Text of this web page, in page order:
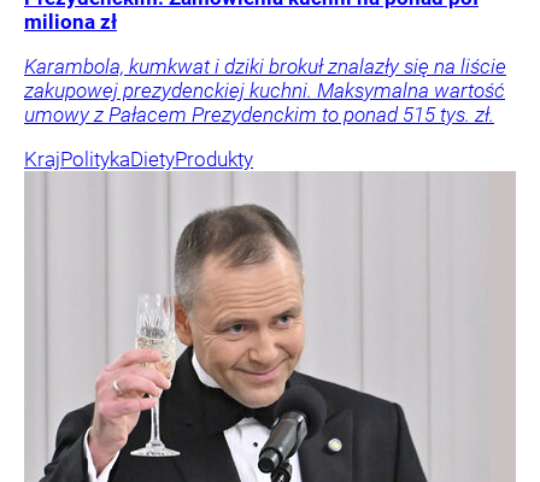
miliona zł
Karambola, kumkwat i dziki brokuł znalazły się na liście
zakupowej prezydenckiej kuchni. Maksymalna wartość
umowy z Pałacem Prezydenckim to ponad 515 tys. zł.
KrajPolitykaDietyProdukty